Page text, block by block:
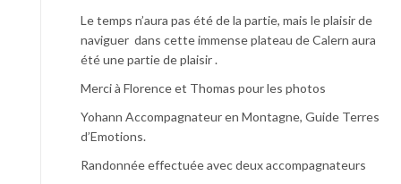
Le temps n’aura pas été de la partie, mais le plaisir de
naviguer dans cette immense plateau de Calern aura
été une partie de plaisir .
Merci à Florence et Thomas pour les photos
Yohann Accompagnateur en Montagne, Guide Terres
d’Emotions.
Randonnée effectuée avec deux accompagnateurs